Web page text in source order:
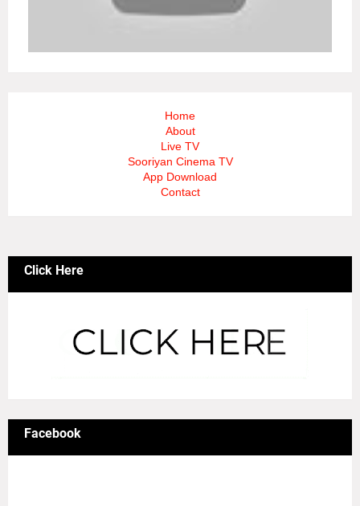
Home
About
Live TV
Sooriyan Cinema TV
App Download
Contact
Click Here
Facebook